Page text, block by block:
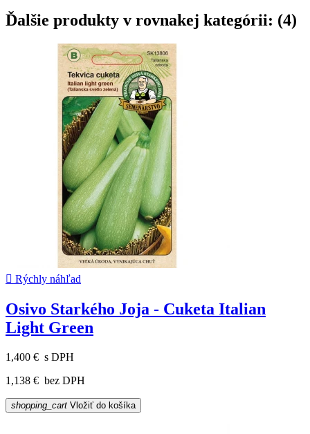
Ďalšie produkty v rovnakej kategórii: (4)
 Rýchly náhľad
Osivo Starkého Joja - Cuketa Italian
Light Green
1,400 € s DPH
1,138 € bez DPH
shopping_cart Vložiť do košíka